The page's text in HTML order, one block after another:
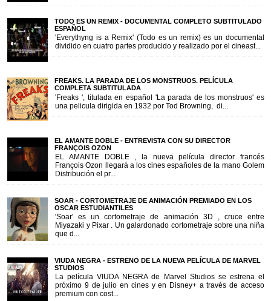
TODO ES UN REMIX - DOCUMENTAL COMPLETO SUBTITULADO
ESPAÑOL
'Everythyng is a Remix' (Todo es un remix) es un documental
dividido en cuatro partes producido y realizado por el cineast...
FREAKS. LA PARADA DE LOS MONSTRUOS. PELÍCULA
COMPLETA SUBTITULADA
'Freaks ', titulada en español 'La parada de los monstruos' es
una pelicula dirigida en 1932 por Tod Browning, di...
EL AMANTE DOBLE - ENTREVISTA CON SU DIRECTOR
FRANÇOIS OZON
EL AMANTE DOBLE , la nueva película director francés
François Ozon llegará a los cines españoles de la mano Golem
Distribución el pr...
SOAR - CORTOMETRAJE DE ANIMACIÓN PREMIADO EN LOS
OSCAR ESTUDIANTILES
'Soar' es un cortometraje de animación 3D , cruce entre
Miyazaki y Pixar . Un galardonado cortometraje sobre una niña
que d...
VIUDA NEGRA - ESTRENO DE LA NUEVA PELÍCULA DE MARVEL
STUDIOS
La película VIUDA NEGRA de Marvel Studios se estrena el
próximo 9 de julio en cines y en Disney+ a través de acceso
premium con cost...